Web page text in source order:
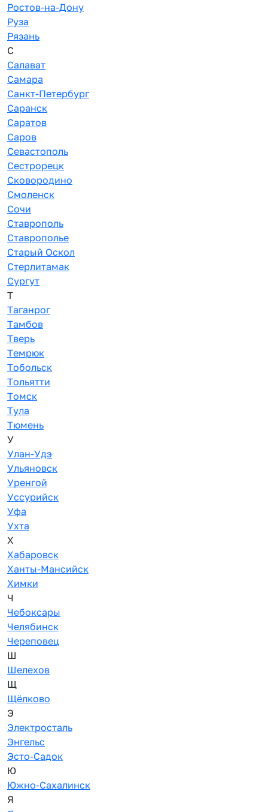
Ростов-на-Дону
Руза
Рязань
С
Салават
Самара
Санкт-Петербург
Саранск
Саратов
Саров
Севастополь
Сестрорецк
Сковородино
Смоленск
Сочи
Ставрополь
Ставрополье
Старый Оскол
Стерлитамак
Сургут
Т
Таганрог
Тамбов
Тверь
Темрюк
Тобольск
Тольятти
Томск
Тула
Тюмень
У
Улан-Удэ
Ульяновск
Уренгой
Уссурийск
Уфа
Ухта
Х
Хабаровск
Ханты-Мансийск
Химки
Ч
Чебоксары
Челябинск
Череповец
Ш
Шелехов
Щ
Щёлково
Э
Электросталь
Энгельс
Эсто-Садок
Ю
Южно-Сахалинск
Я